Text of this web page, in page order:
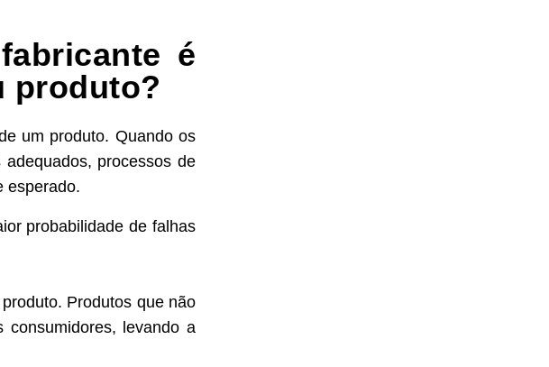
é
produto?
um produto. Quando os
processos de
esperado.
probabilidade de falhas
Produtos que não
consumidores, levando a